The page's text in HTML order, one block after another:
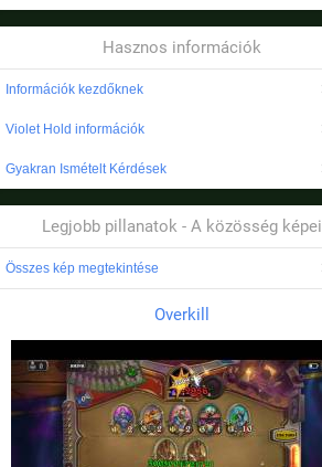
Hasznos információk
Információk kezdőknek
Violet Hold információk
Gyakran Ismételt Kérdések
Legjobb pillanatok - A közösség képei
Összes kép megtekintése
Overkill